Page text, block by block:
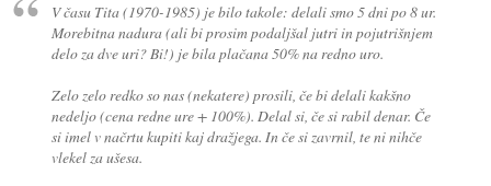
V času Tita (1970-1985) je bilo takole: delali smo 5 dni po 8 ur.
Morebitna nadura (ali bi prosim podaljšal jutri in pojutrišnjem
delo za dve uri? Bi!) je bila plačana 50% na redno uro.
Zelo zelo redko so nas (nekatere) prosili, če bi delali kakšno
nedeljo (cena redne ure + 100%). Delal si, če si rabil denar. Če
si imel v načrtu kupiti kaj dražjega. In če si zavrnil, te ni nihče
vlekel za ušesa.